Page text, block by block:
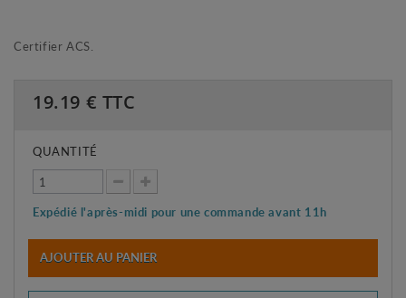
Certifier ACS.
19.19 € TTC
QUANTITÉ
Expédié l'après-midi pour une commande avant 11h
AJOUTER AU PANIER